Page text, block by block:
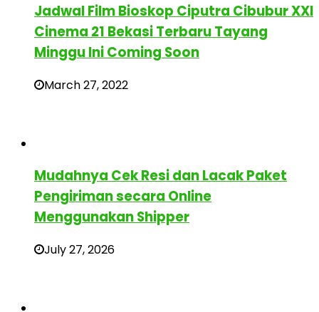
Jadwal Film Bioskop Ciputra Cibubur XXI
Cinema 21 Bekasi Terbaru Tayang
Minggu Ini Coming Soon
March 27, 2022
Mudahnya Cek Resi dan Lacak Paket
Pengiriman secara Online
Menggunakan Shipper
July 27, 2026